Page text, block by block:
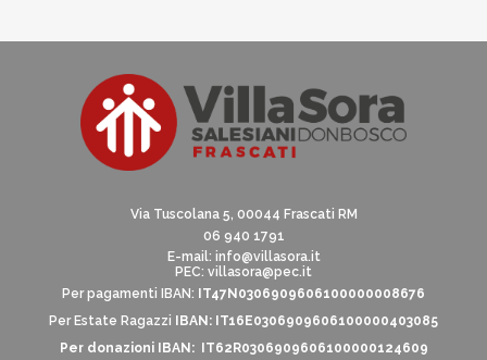
Via Tuscolana 5, 00044 Frascati RM
06 940 1791
E-mail: info@villasora.it
PEC: villasora@pec.it
Per pagamenti IBAN:
IT47N0306909606100000008676
Per Estate Ragazzi
IBAN: IT16E0306909606100000403085
Per donazioni IBAN: IT62R0306909606100000124609